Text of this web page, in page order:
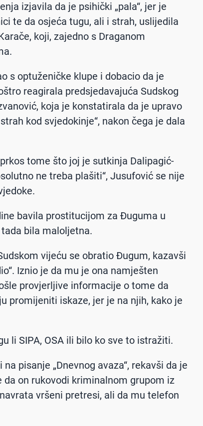
izjavila da je psihički „pala“, jer je
te da osjeća tugu, ali i strah, uslijedila
koji, zajedno s Draganom
s optuženičke klupe i dobacio da je
reagirala predsjedavajuća Sudskog
koja je konstatirala da je upravo
kod svjedokinje“, nakon čega je dala
tome što joj je sutkinja Dalipagić-
ne treba plašiti“, Jusufović se nije
bavila prostitucijom za Đuguma u
tada bila maloljetna.
vijeću se obratio Đugum, kazavši
Iznio je da mu je ona namješten
provjerljive informacije o tome da
promijeniti iskaze, jer je na njih, kako je
li SIPA, OSA ili bilo ko sve to istražiti.
pisanje „Dnevnog avaza“, rekavši da je
on rukovodi kriminalnom grupom iz
vršeni pretresi, ali da mu telefon